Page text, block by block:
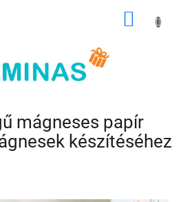
KOSÁR
mágneses papír
készítéséhez